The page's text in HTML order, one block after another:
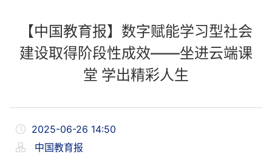
【中国教育报】数字赋能学习型社会
建设取得阶段性成效——坐进云端课
堂 学出精彩人生
2025-06-26 14:50
中国教育报